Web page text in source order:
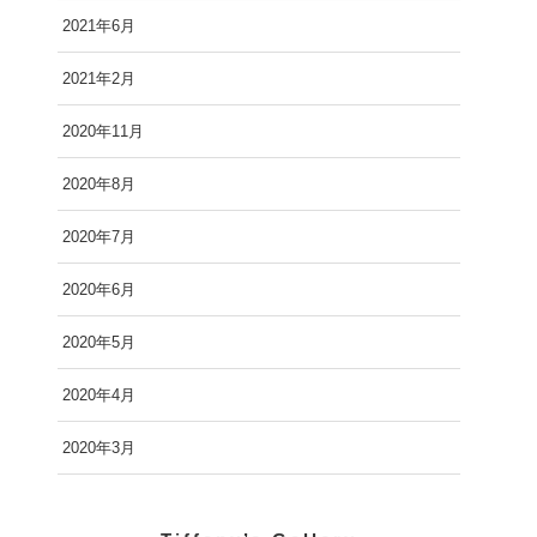
2021年6月
2021年2月
2020年11月
2020年8月
2020年7月
2020年6月
2020年5月
2020年4月
2020年3月